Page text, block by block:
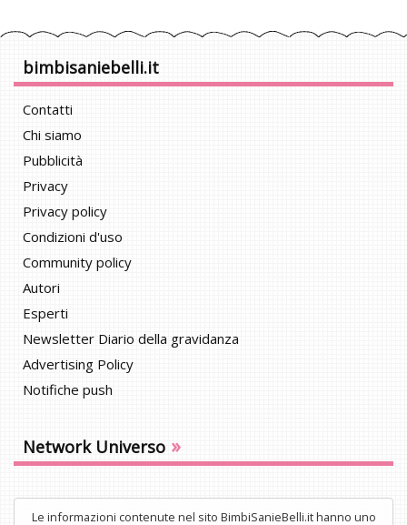
bimbisaniebelli.it
Contatti
Chi siamo
Pubblicità
Privacy
Privacy policy
Condizioni d'uso
Community policy
Autori
Esperti
Newsletter Diario della gravidanza
Advertising Policy
Notifiche push
Network Universo »
Le informazioni contenute nel sito BimbiSanieBelli.it hanno uno